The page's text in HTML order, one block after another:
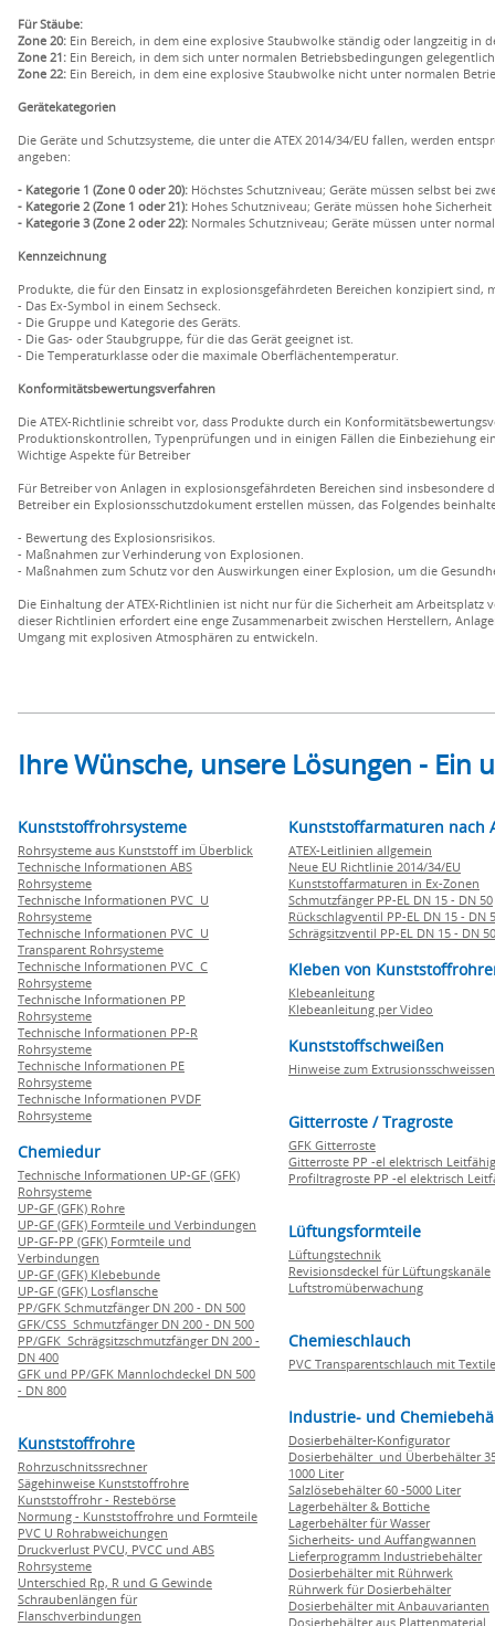
Für Stäube:
Zone 20: Ein Bereich, in dem eine explosive Staubwolke ständig oder langzeitig in
Zone 21: Ein Bereich, in dem sich unter normalen Betriebsbedingungen
Zone 22: Ein Bereich, in dem eine explosive Staubwolke nicht unter normalen
Gerätekategorien
Die Geräte und Schutzsysteme, die unter die ATEX 2014/34/EU fallen, werden
angeben:
- Kategorie 1 (Zone 0 oder 20): Höchstes Schutzniveau; Geräte müssen selbst bei
- Kategorie 2 (Zone 1 oder 21): Hohes Schutzniveau; Geräte müssen hohe
- Kategorie 3 (Zone 2 oder 22): Normales Schutzniveau; Geräte müssen unter
Kennzeichnung
Produkte, die für den Einsatz in explosionsgefährdeten Bereichen konzipiert
- Das Ex-Symbol in einem Sechseck.
- Die Gruppe und Kategorie des Geräts.
- Die Gas- oder Staubgruppe, für die das Gerät geeignet ist.
- Die Temperaturklasse oder die maximale Oberflächentemperatur.
Konformitätsbewertungsverfahren
Die ATEX-Richtlinie schreibt vor, dass Produkte durch ein
Produktionskontrollen, Typenprüfungen und in einigen Fällen die Einbeziehung
Wichtige Aspekte für Betreiber
Für Betreiber von Anlagen in explosionsgefährdeten Bereichen sind insbesondere
Betreiber ein Explosionsschutzdokument erstellen müssen, das Folgendes
- Bewertung des Explosionsrisikos.
- Maßnahmen zur Verhinderung von Explosionen.
- Maßnahmen zum Schutz vor den Auswirkungen einer Explosion, um die
Die Einhaltung der ATEX-Richtlinien ist nicht nur für die Sicherheit am
dieser Richtlinien erfordert eine enge Zusammenarbeit zwischen Herstellern,
Umgang mit explosiven Atmosphären zu entwickeln.
Ihre Wünsche, unsere Lösungen -
Kunststoffrohrsysteme
Rohrsysteme aus Kunststoff im Überblick
Technische Informationen ABS
Rohrsysteme
Technische Informationen PVC U
Rohrsysteme
Technische Informationen PVC U
Transparent Rohrsysteme
Technische Informationen PVC C
Rohrsysteme
Technische Informationen PP
Rohrsysteme
Technische Informationen PP-R
Rohrsysteme
Technische Informationen PE
Rohrsysteme
Technische Informationen PVDF
Rohrsysteme
Chemiedur
Technische Informationen UP-GF (GFK)
Rohrsysteme
UP-GF (GFK) Rohre
UP-GF (GFK) Formteile und Verbindungen
UP-GF-PP (GFK) Formteile und
Verbindungen
UP-GF (GFK) Klebebunde
UP-GF (GFK) Losflansche
PP/GFK Schmutzfänger DN 200 - DN 500
GFK/CSS Schmutzfänger DN 200 - DN 500
PP/GFK Schrägsitzschmutzfänger DN 200 -
DN 400
GFK und PP/GFK Mannlochdeckel DN 500
- DN 800
Kunststoffrohre
Rohrzuschnitssrechner
Sägehinweise Kunststoffrohre
Kunststoffrohr - Restebörse
Normung - Kunststoffrohre und Formteile
PVC U Rohrabweichungen
Druckverlust PVCU, PVCC und ABS
Rohrsysteme
Unterschied Rp, R und G Gewinde
Schraubenlängen für
Flanschverbindungen
Kunststoffarmaturen nach
ATEX-Leitlinien allgemein
Neue EU Richtlinie 2014/34/EU
Kunststoffarmaturen in Ex-Zonen
Schmutzfänger PP-EL DN 15 - DN 50
Rückschlagventil PP-EL DN 15 - DN
Schrägsitzventil PP-EL DN 15 - DN 50
Kleben von
Klebeanleitung
Klebeanleitung per Video
Kunststoffschweißen
Hinweise zum Extrusionsschweissen
Gitterroste / Tragroste
GFK Gitterroste
Gitterroste PP -el elektrisch Leitfähig
Profiltragroste PP -el elektrisch
Lüftungsformteile
Lüftungstechnik
Revisionsdeckel für Lüftungskanäle
Luftstromüberwachung
Chemieschlauch
PVC Transparentschlauch mit
Industrie- und
Dosierbehälter-Konfigurator
Dosierbehälter und Überbehälter
1000 Liter
Salzlösebehälter 60 -5000 Liter
Lagerbehälter & Bottiche
Lagerbehälter für Wasser
Sicherheits- und Auffangwannen
Lieferprogramm Industriebehälter
Dosierbehälter mit Rührwerk
Rührwerk für Dosierbehälter
Dosierbehälter mit Anbauvarianten
Dosierbehälter aus Plattenmaterial